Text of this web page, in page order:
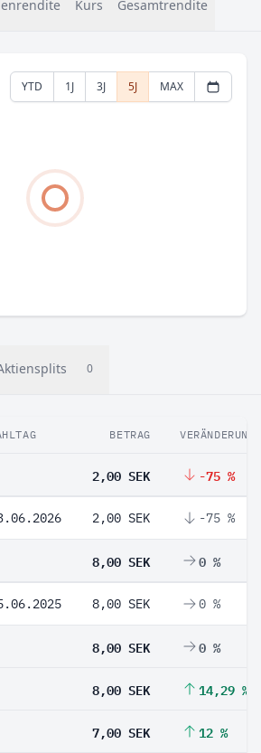
Kurs Gesamtrendite
YTD 1J 3J 5J MAX
0
BETRAG VERÄNDERUNG
2,00 SEK -75 %
2,00 SEK -75 %
8,00 SEK 0 %
8,00 SEK 0 %
8,00 SEK 0 %
8,00 SEK 14,29 %
7,00 SEK 12 %